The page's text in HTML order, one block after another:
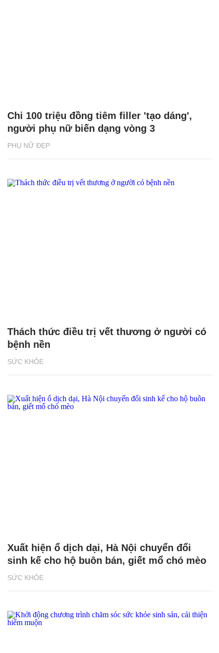
PHỤ NỮ ĐẸP
Chi 100 triệu đồng tiêm filler 'tạo dáng',
người phụ nữ biến dạng vòng 3
SỨC KHỎE
Thách thức điều trị vết thương ở người có
bệnh nền
SỨC KHỎE
Xuất hiện ổ dịch dại, Hà Nội chuyển đổi
sinh kế cho hộ buôn bán, giết mổ chó mèo